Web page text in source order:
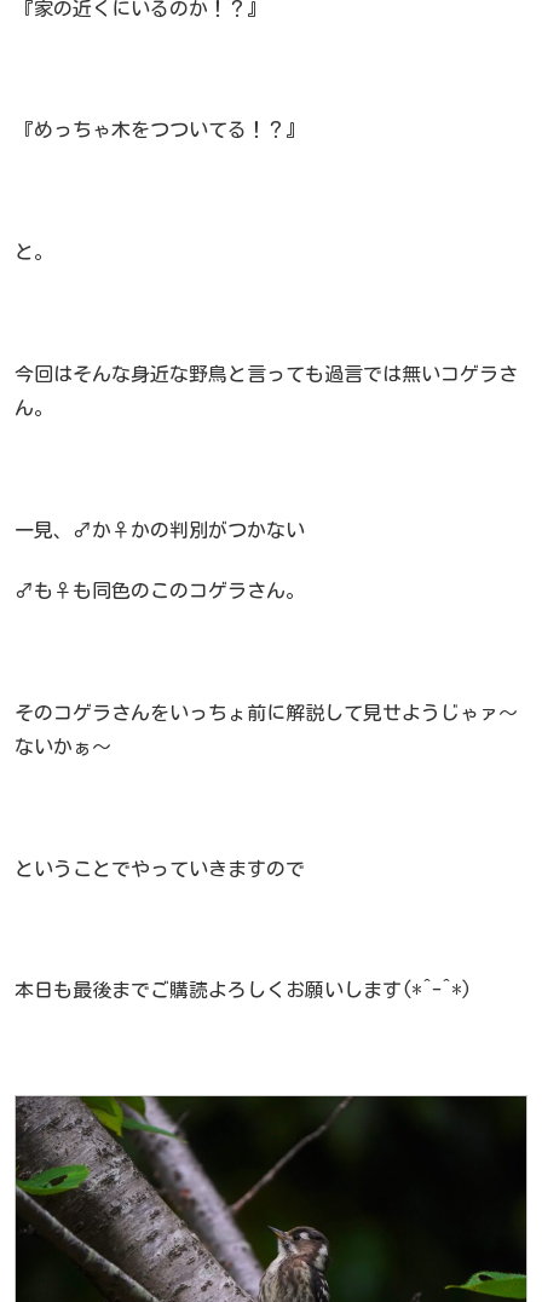
『家の近くにいるのか！？』
『めっちゃ木をつついてる！？』
と。
今回はそんな身近な野鳥と言っても過言では無いコゲラさ
ん。
一見、♂か♀かの判別がつかない
♂も♀も同色のこのコゲラさん。
そのコゲラさんをいっちょ前に解説して見せようじゃァ～
ないかぁ～
ということでやっていきますので
本日も最後までご購読よろしくお願いします(*^-^*)